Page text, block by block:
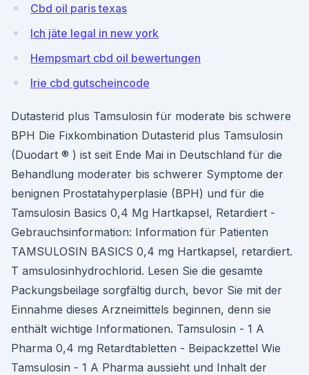
Cbd oil paris texas
Ich jäte legal in new york
Hempsmart cbd oil bewertungen
Irie cbd gutscheincode
Dutasterid plus Tamsulosin für moderate bis schwere
BPH Die Fixkombination Dutasterid plus Tamsulosin
(Duodart ® ) ist seit Ende Mai in Deutschland für die
Behandlung moderater bis schwerer Symptome der
benignen Prostatahyperplasie (BPH) und für die
Tamsulosin Basics 0,4 Mg Hartkapsel, Retardiert -
Gebrauchsinformation: Information für Patienten
TAMSULOSIN BASICS 0,4 mg Hartkapsel, retardiert.
T amsulosinhydrochlorid. Lesen Sie die gesamte
Packungsbeilage sorgfältig durch, bevor Sie mit der
Einnahme dieses Arzneimittels beginnen, denn sie
enthält wichtige Informationen. Tamsulosin - 1 A
Pharma 0,4 mg Retardtabletten - Beipackzettel Wie
Tamsulosin - 1 A Pharma aussieht und Inhalt der